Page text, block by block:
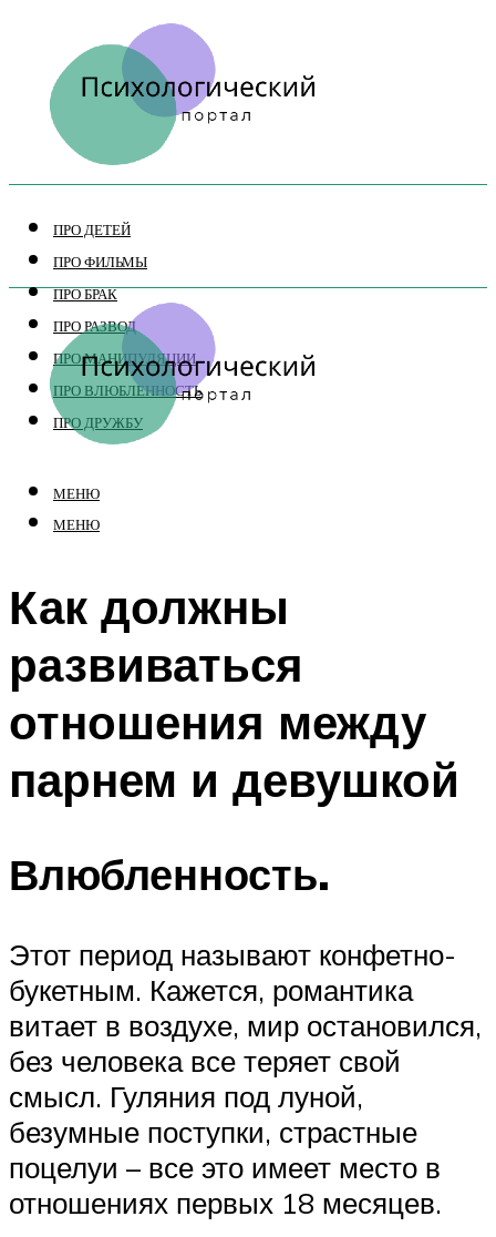
ПРО ДЕТЕЙ
ПРО ФИЛЬМЫ
ПРО БРАК
ПРО РАЗВОД
ПРО МАНИПУЛЯЦИИ
ПРО ВЛЮБЛЕННОСТЬ
ПРО ДРУЖБУ
МЕНЮ
МЕНЮ
Как должны
развиваться
отношения между
парнем и девушкой
Влюбленность.
Этот период называют конфетно-
букетным. Кажется, романтика
витает в воздухе, мир остановился,
без человека все теряет свой
смысл. Гуляния под луной,
безумные поступки, страстные
поцелуи – все это имеет место в
отношениях первых 18 месяцев.